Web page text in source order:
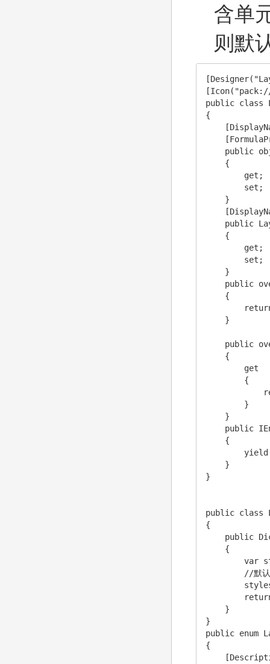
含单
则默
public class
{
public
    {
        get;
        set;
    }
public
    {
        get;
        set;
    }
public
    {
    }
public
    {
        get
        {
        }
    }
public
    {
    }
}
public class
{
public
    {
var
//默
    }
}
public enum
{